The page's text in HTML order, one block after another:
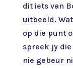
dit iets van
uitbeeld.
op die punt
spreek jy
nie gebeur